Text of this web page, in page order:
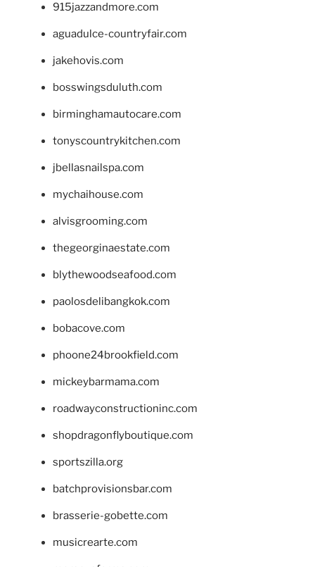
915jazzandmore.com
aguadulce-countryfair.com
jakehovis.com
bosswingsduluth.com
birminghamautocare.com
tonyscountrykitchen.com
jbellasnailspa.com
mychaihouse.com
alvisgrooming.com
thegeorginaestate.com
blythewoodseafood.com
paolosdelibangkok.com
bobacove.com
phoone24brookfield.com
mickeybarmama.com
roadwayconstructioninc.com
shopdragonflyboutique.com
sportszilla.org
batchprovisionsbar.com
brasserie-gobette.com
musicrearte.com